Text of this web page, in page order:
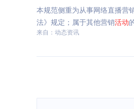
本规范侧重为从事网络直播营
法》规定；属于其他营销活动
来自：动态资讯